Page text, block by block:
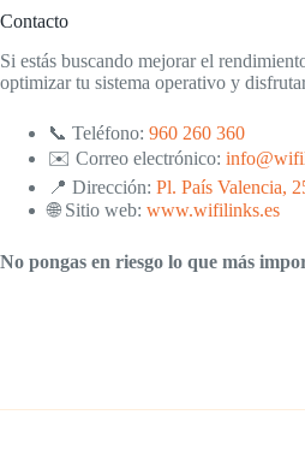
Contacto
Si estás buscando mejorar el
optimizar tu sistema operativo y
📞 Teléfono: 960 260 360
✉️ Correo electrónico:
📍 Dirección: Pl. País Valencia,
🌐 Sitio web: www.wifilinks.es
No pongas en riesgo lo que más